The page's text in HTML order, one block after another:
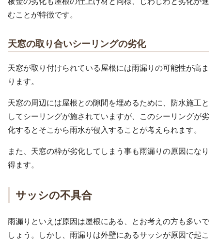
むことが特徴です。
天窓の取り合いシーリングの劣化
天窓が取り付けられている屋根には雨漏りの可能性が高ま
ります。
天窓の周辺には屋根との隙間を埋めるために、防水施工と
してシーリングが施されていますが、このシーリングが劣
化するとそこから雨水が侵入することが考えられます。
また、天窓の枠が劣化してしまう事も雨漏りの原因になり
得ます。
サッシの不具合
雨漏りといえば原因は屋根にある、とお考えの方も多いで
しょう。しかし、雨漏りは外壁にあるサッシが原因で起こ